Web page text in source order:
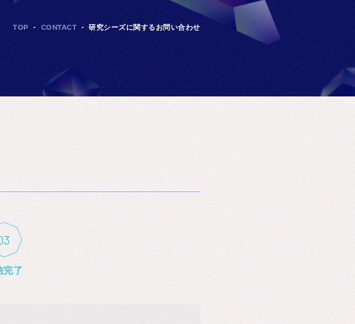
TOP CONTACT 研究シーズに関するお問い合わせ
完了